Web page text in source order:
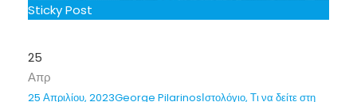
Sticky Post
25
Απρ
25 Απριλίου, 2023George PilarinosΙστολόγιο, Τι να δείτε στη